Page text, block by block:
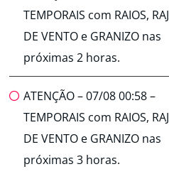
TEMPORAIS com RAIOS,
DE VENTO e GRANIZO nas
próximas 2 horas.
ATENÇÃO – 07/08 00:58 –
TEMPORAIS com RAIOS,
DE VENTO e GRANIZO nas
próximas 3 horas.